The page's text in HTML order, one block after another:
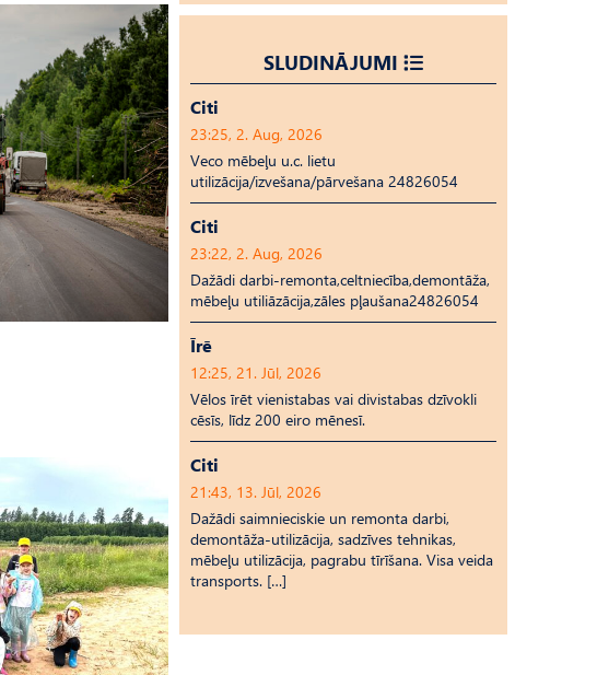
SLUDINĀJUMI
Citi
23:25, 2. Aug, 2026
Veco mēbeļu u.c. lietu
utilizācija/izvešana/pārvešana 24826054
Citi
23:22, 2. Aug, 2026
Dažādi darbi-remonta,celtniecība,demontāža,
mēbeļu utiliāzācija,zāles pļaušana24826054
Īrē
12:25, 21. Jūl, 2026
Vēlos īrēt vienistabas vai divistabas dzīvokli
cēsīs, līdz 200 eiro mēnesī.
Citi
21:43, 13. Jūl, 2026
Dažādi saimnieciskie un remonta darbi,
demontāža-utilizācija, sadzīves tehnikas,
mēbeļu utilizācija, pagrabu tīrīšana. Visa veida
transports. […]